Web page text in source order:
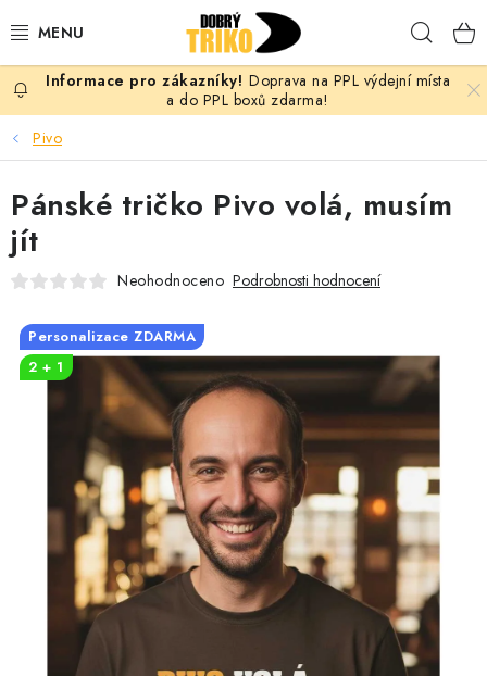
na
PRO ŽENY
PRO MUŽE
PRO DĚTI
PRO PÁRY
VLASTNÍ MOTIV
OKAMŽITĚ K ODBĚRU
MÁM SRDCE POMÁHÁM
Doprava na PPL výdejní místa
a do PPL boxů zdarma!
Pivo
Pánské tričko Pivo volá, musím
jít
Neohodnoceno Podrobnosti hodnocení
Personalizace ZDARMA
2 + 1